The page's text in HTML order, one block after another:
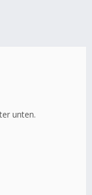
unten.